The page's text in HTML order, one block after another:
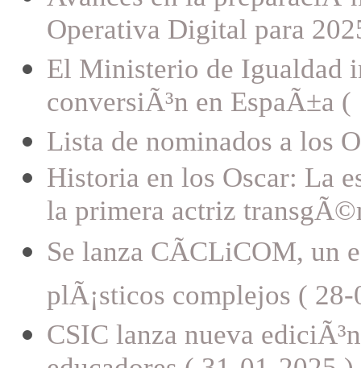
Operativa Digital para
El Ministerio de Igualdad
conversiÃ³n en EspaÃ±a
Lista de nominados a los
Historia en los Oscar: La
la primera actriz
Se lanza CÃCLiCOM, un
plÃ¡sticos complejos (
CSIC lanza nueva